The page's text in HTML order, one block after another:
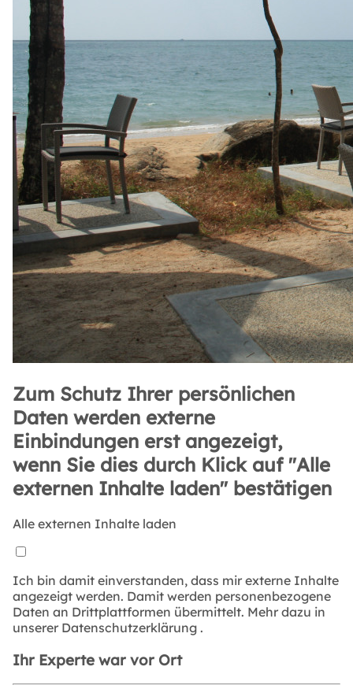
Zum Schutz Ihrer persönlichen
Daten werden externe
Einbindungen erst angezeigt,
wenn Sie dies durch Klick auf "Alle
externen Inhalte laden" bestätigen
Alle externen Inhalte laden
Ich bin damit einverstanden, dass mir externe Inhalte
angezeigt werden. Damit werden personenbezogene
Daten an Drittplattformen übermittelt. Mehr dazu in
unserer Datenschutzerklärung .
Ihr Experte war vor Ort